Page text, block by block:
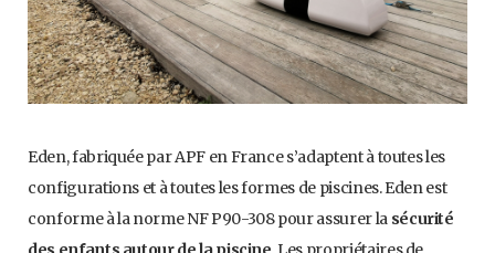
Eden, fabriquée par APF en France s’adaptent à toutes les
configurations et à toutes les formes de piscines. Eden est
conforme à la norme NF P90-308 pour assurer la sécurité